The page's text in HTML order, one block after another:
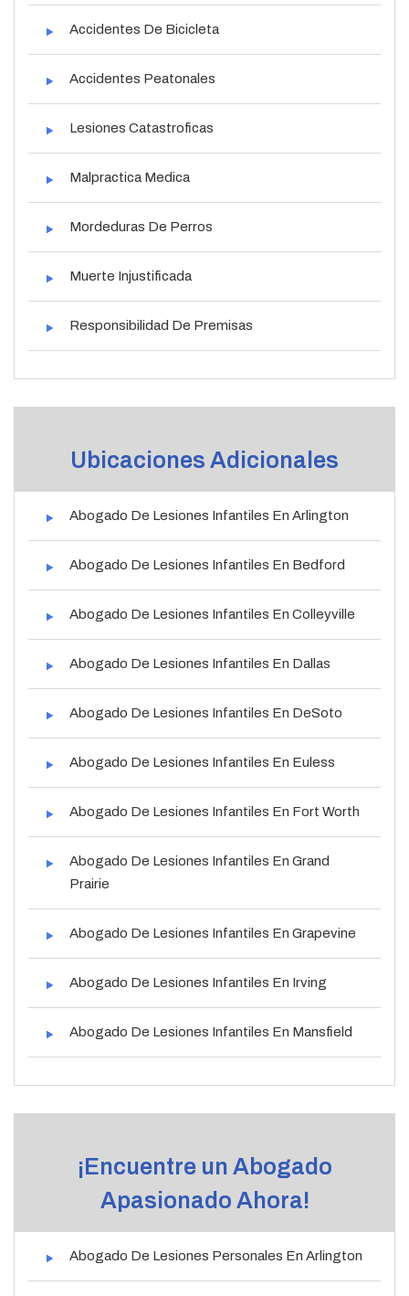
Accidentes De Bicicleta
Accidentes Peatonales
Lesiones Catastroficas
Malpractica Medica
Mordeduras De Perros
Muerte Injustificada
Responsibilidad De Premisas
Ubicaciones Adicionales
Abogado De Lesiones Infantiles En Arlington
Abogado De Lesiones Infantiles En Bedford
Abogado De Lesiones Infantiles En Colleyville
Abogado De Lesiones Infantiles En Dallas
Abogado De Lesiones Infantiles En DeSoto
Abogado De Lesiones Infantiles En Euless
Abogado De Lesiones Infantiles En Fort Worth
Abogado De Lesiones Infantiles En Grand
Prairie
Abogado De Lesiones Infantiles En Grapevine
Abogado De Lesiones Infantiles En Irving
Abogado De Lesiones Infantiles En Mansfield
¡Encuentre un Abogado
Apasionado Ahora!
Abogado De Lesiones Personales En Arlington